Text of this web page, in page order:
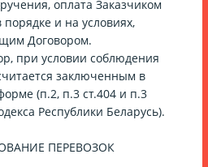
оплата Заказчиком
и на условиях,
Договором.
при условии соблюдения
заключенным в
(п.2, п.3 ст.404 и п.3
Республики Беларусь).
ПЕРЕВОЗОК